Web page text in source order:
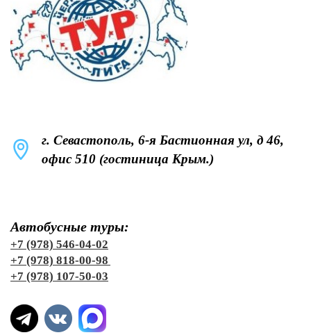
г. Севастополь, 6-я Бастионная ул, д 46,
офис 510 (гостиница Крым.)
Автобусные туры:
+7 (978) 546-04-02
+7 (978) 818-00-98
+7 (978) 107-50-03